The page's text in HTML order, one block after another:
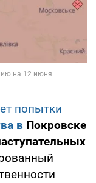
попытки
в Покровске